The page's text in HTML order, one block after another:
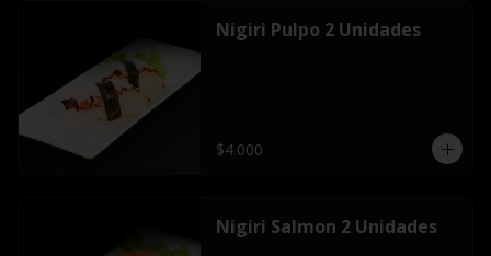
Nigiri Pulpo 2 Unidades
$4.000
Nigiri Salmon 2 Unidades